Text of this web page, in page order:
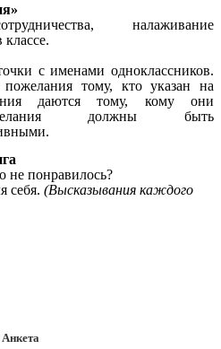
налаживание
классе.
с именами одноклассников.
тому, кто указан на
даются тому, кому они
должны быть
не понравилось?
себя. (Высказывания каждого
Анкета